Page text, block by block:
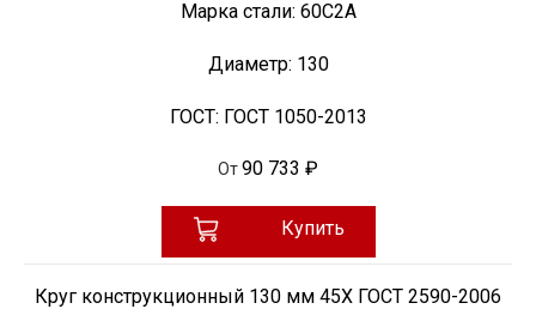
Марка стали: 60С2А
Диаметр: 130
ГОСТ: ГОСТ 1050-2013
От90 733 ₽
Купить
Круг конструкционный 130 мм 45Х ГОСТ 2590-2006